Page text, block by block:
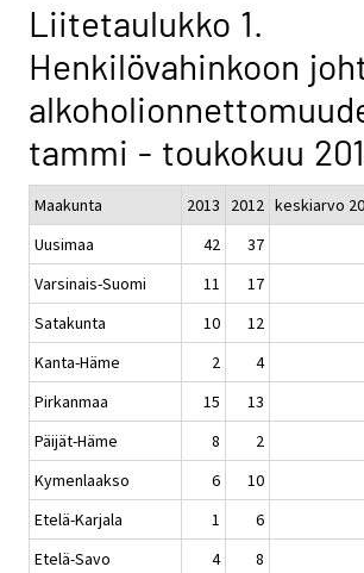
Liitetaulukko 1.
Henkilövahinkoon
tammi - toukokuu
Maakunta 2013 2012 keskiarvo
Uusimaa
42 37
Varsinais-Suomi
11 17
Satakunta
10 12
Kanta-Häme
2 4
Pirkanmaa
15 13
Päijät-Häme
8 2
Kymenlaakso
6 10
Etelä-Karjala
1 6
Etelä-Savo
4 8